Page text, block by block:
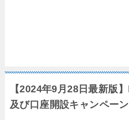
【2024年9月28日最新版
及び口座開設キャンペーン